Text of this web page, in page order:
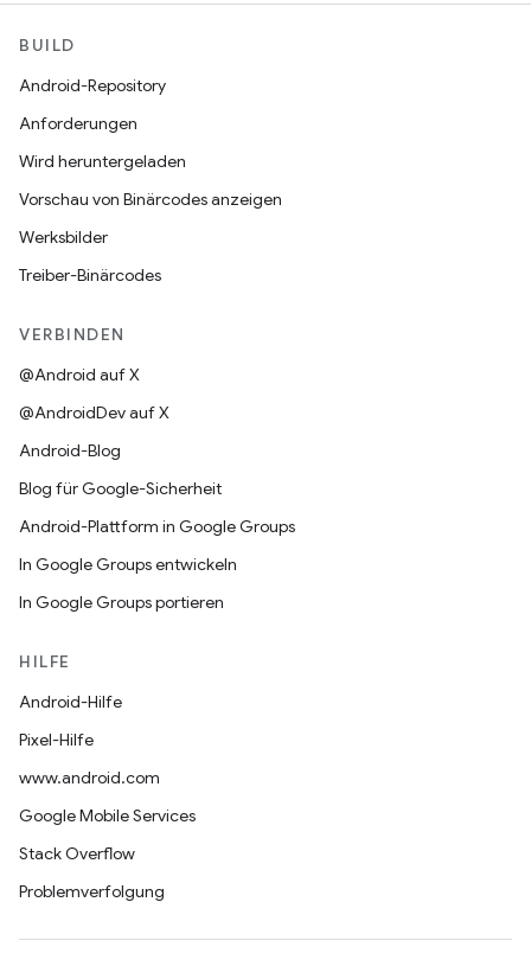
BUILD
Android-Repository
Anforderungen
Wird heruntergeladen
Vorschau von Binärcodes anzeigen
Werksbilder
Treiber-Binärcodes
VERBINDEN
@Android auf X
@AndroidDev auf X
Android-Blog
Blog für Google-Sicherheit
Android-Plattform in Google Groups
In Google Groups entwickeln
In Google Groups portieren
HILFE
Android-Hilfe
Pixel-Hilfe
www.android.com
Google Mobile Services
Stack Overflow
Problemverfolgung